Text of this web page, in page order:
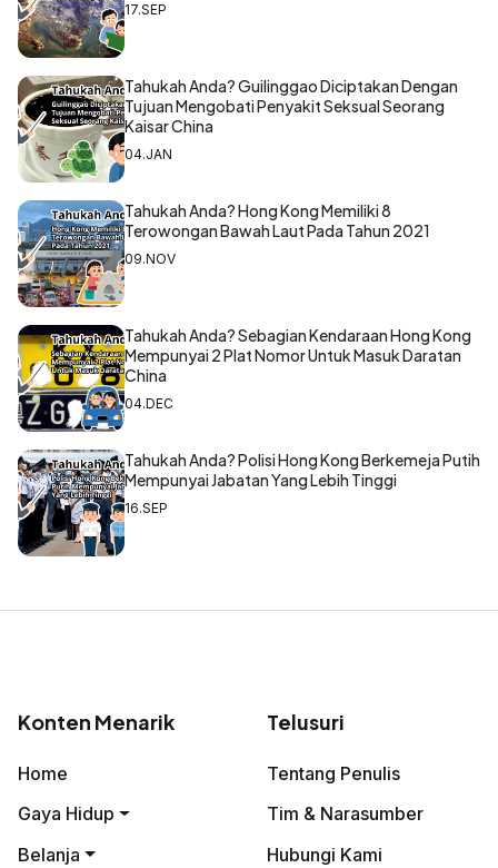
17.SEP
Tahukah Anda? Guilinggao Diciptakan Dengan
Tujuan Mengobati Penyakit Seksual Seorang
Kaisar China
04.JAN
Tahukah Anda? Hong Kong Memiliki 8
Terowongan Bawah Laut Pada Tahun 2021
09.NOV
Tahukah Anda? Sebagian Kendaraan Hong Kong
Mempunyai 2 Plat Nomor Untuk Masuk Daratan
China
04.DEC
Tahukah Anda? Polisi Hong Kong Berkemeja Putih
Mempunyai Jabatan Yang Lebih Tinggi
16.SEP
Konten Menarik
Home
Gaya Hidup
Belanja
Telusuri
Tentang Penulis
Tim & Narasumber
Hubungi Kami